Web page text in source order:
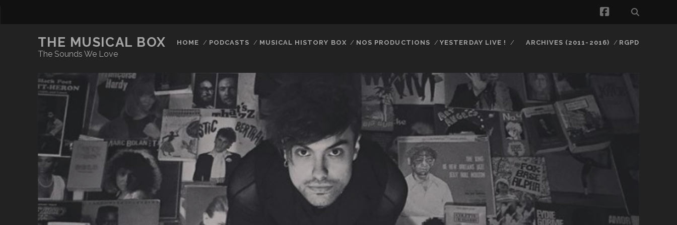
facebook
THE MUSICAL BOX
The Sounds We Love
HOME PODCASTS MUSICAL HISTORY BOX NOS PRODUCTIONS YESTERDAY LIVE ! ARCHIVES (2011-2016) RGPD